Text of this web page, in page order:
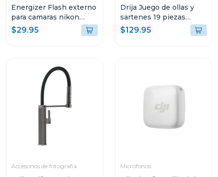
Energizer Flash externo
para camaras nikon
enf300
$29.95
Drija Juego de ollas y
sartenes 19 piezas
negro antiadherentes
$129.95
Accesorios de fotografía Micrófonos